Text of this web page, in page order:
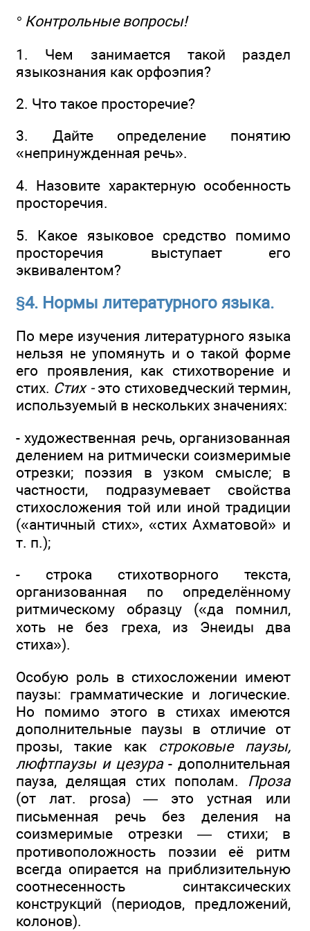
° Контрольные вопросы!
1. Чем занимается такой раздел
языкознания как орфоэпия?
2. Что такое просторечие?
3. Дайте определение понятию
«непринужденная речь».
4. Назовите характерную особенность
просторечия.
5. Какое языковое средство помимо
просторечия выступает его
эквивалентом?
§4. Нормы литературного языка.
По мере изучения литературного языка
нельзя не упомянуть и о такой форме
его проявления, как стихотворение и
стих. Стих -это стиховедческий термин,
используемый в нескольких значениях:
- художественная речь, организованная
делением на ритмически соизмеримые
отрезки; поэзия в узком смысле; в
частности, подразумевает свойства
стихосложения той или иной традиции
(«античный стих», «стих Ахматовой» и
т. п.);
- строка стихотворного текста,
организованная по определённому
ритмическому образцу («да помнил,
хоть не без греха, из Энеиды два
стиха»).
Особую роль в стихосложении имеют
паузы: грамматические и логические.
Но помимо этого в стихах имеются
дополнительные паузы в отличие от
прозы, такие как строковые паузы,
люфтпаузы и цезура- дополнительная
пауза, делящая стих пополам. Проза
(от лат. prosa) — это устная или
письменная речь без деления на
соизмеримые отрезки — стихи; в
противоположность поэзии её ритм
всегда опирается на приблизительную
соотнесенность синтаксических
конструкций (периодов, предложений,
колонов).